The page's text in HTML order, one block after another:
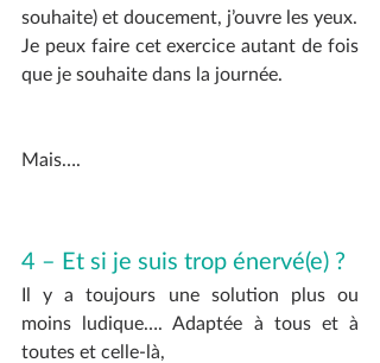
souhaite) et doucement, j’ouvre les yeux.
Je peux faire cet exercice autant de fois
que je souhaite dans la journée.
Mais….
4 – Et si je suis trop énervé(e) ?
Il y a toujours une solution plus ou
moins ludique…. Adaptée à tous et à
toutes et celle-là,